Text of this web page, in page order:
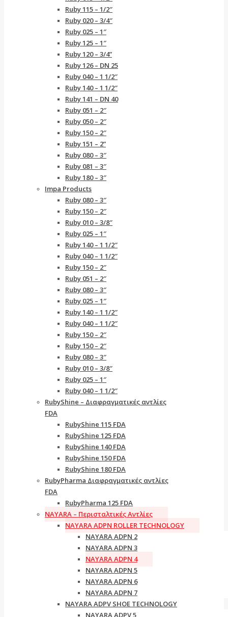
Ruby 115 – 1/2″
Ruby 020 – 3/4″
Ruby 025 – 1″
Ruby 125 – 1″
Ruby 120 – 3/4”
Ruby 126 – DN 25
Ruby 040 – 1 1/2″
Ruby 140 – 1 1/2″
Ruby 141 – DN 40
Ruby 051 – 2″
Ruby 050 – 2″
Ruby 150 – 2″
Ruby 151 – 2”
Ruby 080 – 3″
Ruby 081 – 3″
Ruby 180 – 3″
Impa Products
Ruby 080 – 3″
Ruby 150 – 2″
Ruby 010 – 3/8″
Ruby 025 – 1″
Ruby 140 – 1 1/2″
Ruby 040 – 1 1/2″
Ruby 150 – 2″
Ruby 051 – 2″
Ruby 080 – 3″
Ruby 025 – 1″
Ruby 140 – 1 1/2″
Ruby 040 – 1 1/2″
Ruby 150 – 2″
Ruby 150 – 2″
Ruby 080 – 3″
Ruby 010 – 3/8″
Ruby 025 – 1″
Ruby 040 – 1 1/2″
RubyShine – Διαφραγματικές αντλίες
FDA
RubyShine 115 FDA
RubyShine 125 FDA
RubyShine 140 FDA
RubyShine 150 FDA
RubyShine 180 FDA
RubyPharma Διαφραγματικές αντλίες
FDA
RubyPharma 125 FDA
NAYARA – Περισταλτικές Αντλίες
NAYARA ADPN ROLLER TECHNOLOGY
NAYARA ADPN 2
NAYARA ADPN 3
NAYARA ADPN 4
NAYARA ADPN 5
NAYARA ADPN 6
NAYARA ADPN 7
NAYARA ADPV SHOE TECHNOLOGY
NAYARA ADPV 5